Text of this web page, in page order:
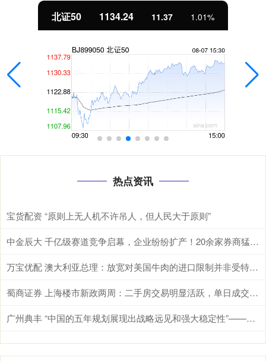
北证50 1134.24 11.37 1.01%
热点资讯
宝货配资 “原则上无人机不许吊人，但人民大于原则”
中金辰大 千亿级赛道竞争启幕，企业纷纷扩产！20余家券商猛推发电用内燃机龙头
万宝优配 澳大利亚总理：放宽对美国牛肉的进口限制并非受特朗普敦促所致
蜀商证券 上海楼市新政两周：二手房交易明显活跃，单日成交最高超1100套
广州典丰 “中国的五年规划展现出战略远见和强大稳定性”——国际人士从五年规划看中国特色社会主义制度优势